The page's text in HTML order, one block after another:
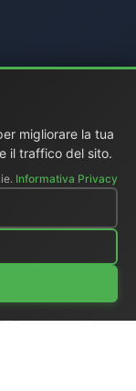
migliorare la tua
il traffico del sito.
Informativa Privacy